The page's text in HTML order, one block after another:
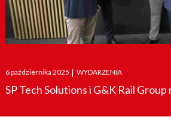
Posted
on
6 października 2025 | WYDARZENIA
SP Tech Solutions i G&K Rail